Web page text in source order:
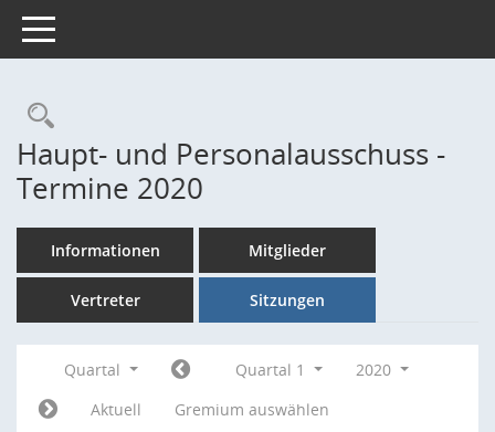
Toggle navigation
Rechercheauswahl
Haupt- und Personalausschuss -
Termine 2020
Informationen Mitglieder
Vertreter Sitzungen
Quartal Quartal 1
2020
Aktuell
Gremium auswählen